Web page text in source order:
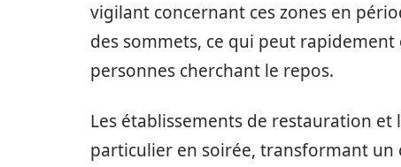
vigilant concernant ces zones en
des sommets, ce qui peut
personnes cherchant le repos.
Les établissements de restauration
particulier en soirée, transformant